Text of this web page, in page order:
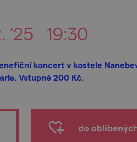
'25 19:30
koncert v kostele
Vstupné 200 Kč.
do